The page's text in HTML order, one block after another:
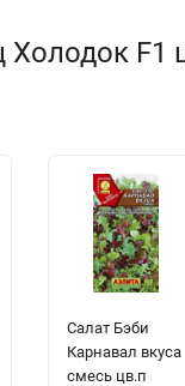
F1
Салат Бэби
Карнавал вкуса
смесь цв.п